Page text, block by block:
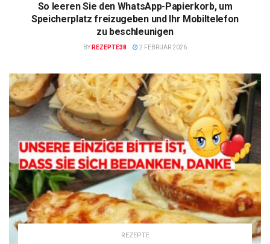
So leeren Sie den WhatsApp-Papierkorb, um
Speicherplatz freizugeben und Ihr Mobiltelefon
zu beschleunigen
BY REZEPTE38 2 FEBRUAR 2026
REZEPTE